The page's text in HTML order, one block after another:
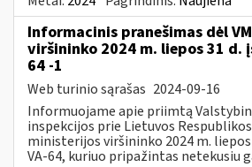
Informacinis pranešimas dėl
viršininko 2024 m. liepos 31 d.
64 -1
Web turinio sąrašas 2024-09-16
Informuojame apie priimtą
inspekcijos prie Lietuvos
ministerijos viršininko 2024 m. liepos
VA-64, kuriuo pripažintas netekusiu